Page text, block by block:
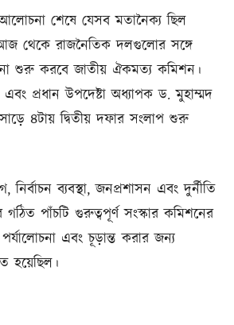
শেষে যেসব মতানৈক্য ছিল
থেকে রাজনৈতিক দলগুলোর সঙ্গে
শুরু করবে জাতীয় ঐকমত্য কমিশন।
এবং প্রধান উপদেষ্টা অধ্যাপক ড. মুহাম্মদ
৪টায় দ্বিতীয় দফার সংলাপ শুরু
নির্বাচন ব্যবস্থা, জনপ্রশাসন এবং দুর্নীতি
পাঁচটি গুরুত্বপূর্ণ সংস্কার কমিশনের
এবং চূড়ান্ত করার জন্য
হয়েছিল।